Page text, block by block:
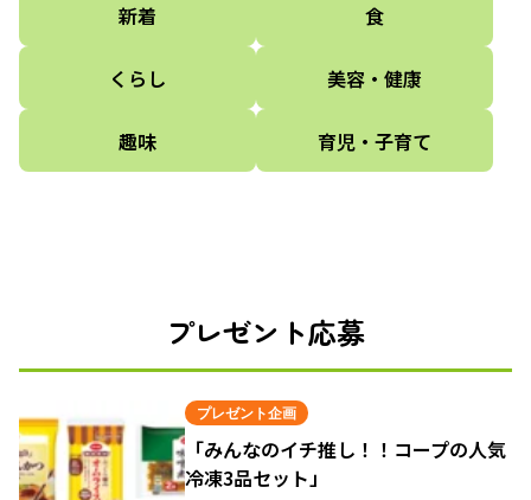
新着 食
くらし 美容・健康
趣味 育児・子育て
プレゼント応募
プレゼント企画
「みんなのイチ推し！！コープの人気
冷凍3品セット」